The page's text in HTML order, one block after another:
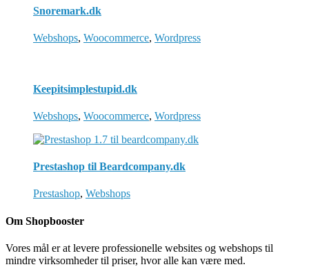
Snoremark.dk
Webshops, Woocommerce, Wordpress
Keepitsimplestupid.dk
Webshops, Woocommerce, Wordpress
Prestashop til Beardcompany.dk
Prestashop, Webshops
Om Shopbooster
Vores mål er at levere professionelle websites og webshops til
mindre virksomheder til priser, hvor alle kan være med.